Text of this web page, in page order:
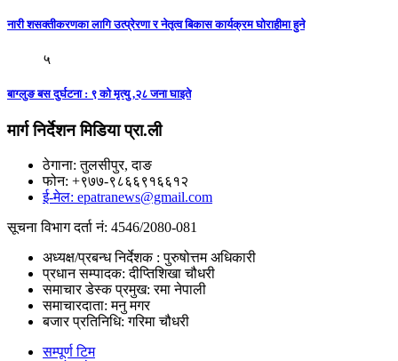
नारी शसक्तीकरणका लागि उत्प्रेरणा र नेतृत्व बिकास कार्यक्रम घोराहीमा हुने
५
बाग्लुङ बस दुर्घटना : ९ काे मृत्यु ,२८ जना घाइते
मार्ग निर्देशन मिडिया प्रा.ली
ठेगाना: तुलसीपुर, दाङ
फोन: +९७७-९८६६९१६६१२
ई-मेल: epatranews@gmail.com
सूचना विभाग दर्ता नं: 4546/2080-081
अध्यक्ष/प्रबन्ध निर्देशक : पुरुषोत्तम अधिकारी
प्रधान सम्पादक: दीप्तिशिखा चौधरी
समाचार डेस्क प्रमुख: रमा नेपाली
समाचारदाता: मनु मगर
बजार प्रतिनिधि: गरिमा चौधरी
सम्पूर्ण टिम